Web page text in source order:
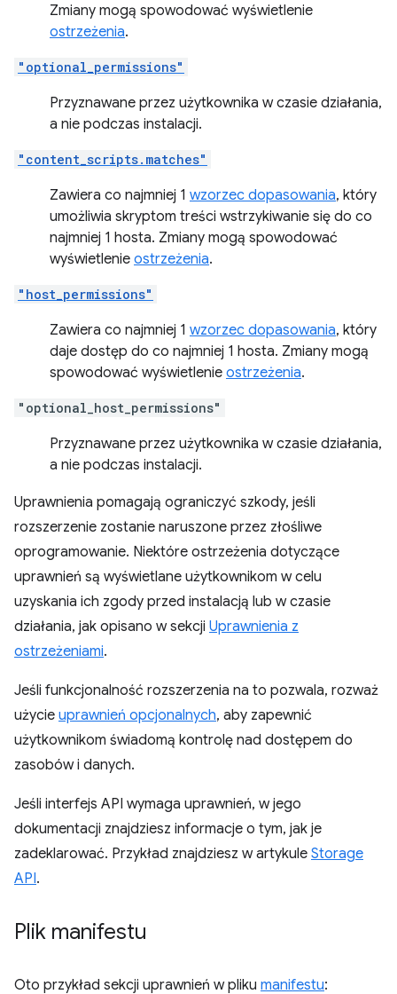
Zmiany mogą spowodować wyświetlenie
ostrzeżenia.
"optional_permissions"
Przyznawane przez użytkownika w czasie działania,
a nie podczas instalacji.
"content_scripts.matches"
Zawiera co najmniej 1 wzorzec dopasowania, który
umożliwia skryptom treści wstrzykiwanie się do co
najmniej 1 hosta. Zmiany mogą spowodować
wyświetlenie ostrzeżenia.
"host_permissions"
Zawiera co najmniej 1 wzorzec dopasowania, który
daje dostęp do co najmniej 1 hosta. Zmiany mogą
spowodować wyświetlenie ostrzeżenia.
"optional_host_permissions"
Przyznawane przez użytkownika w czasie działania,
a nie podczas instalacji.
Uprawnienia pomagają ograniczyć szkody, jeśli
rozszerzenie zostanie naruszone przez złośliwe
oprogramowanie. Niektóre ostrzeżenia dotyczące
uprawnień są wyświetlane użytkownikom w celu
uzyskania ich zgody przed instalacją lub w czasie
działania, jak opisano w sekcji Uprawnienia z
ostrzeżeniami.
Jeśli funkcjonalność rozszerzenia na to pozwala, rozważ
użycie uprawnień opcjonalnych, aby zapewnić
użytkownikom świadomą kontrolę nad dostępem do
zasobów i danych.
Jeśli interfejs API wymaga uprawnień, w jego
dokumentacji znajdziesz informacje o tym, jak je
zadeklarować. Przykład znajdziesz w artykule Storage
API.
Plik manifestu
Oto przykład sekcji uprawnień w pliku manifestu: